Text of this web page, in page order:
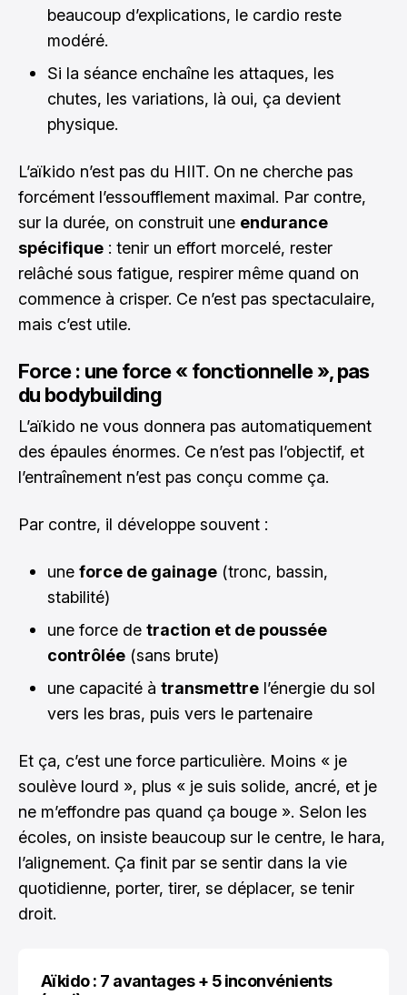
beaucoup d’explications, le cardio reste
modéré.
Si la séance enchaîne les attaques, les
chutes, les variations, là oui, ça devient
physique.
L’aïkido n’est pas du HIIT. On ne cherche pas
forcément l’essoufflement maximal. Par contre,
sur la durée, on construit une endurance
spécifique : tenir un effort morcelé, rester
relâché sous fatigue, respirer même quand on
commence à crisper. Ce n’est pas spectaculaire,
mais c’est utile.
Force : une force « fonctionnelle », pas
du bodybuilding
L’aïkido ne vous donnera pas automatiquement
des épaules énormes. Ce n’est pas l’objectif, et
l’entraînement n’est pas conçu comme ça.
Par contre, il développe souvent :
une force de gainage (tronc, bassin,
stabilité)
une force de traction et de poussée
contrôlée (sans brute)
une capacité à transmettre l’énergie du sol
vers les bras, puis vers le partenaire
Et ça, c’est une force particulière. Moins « je
soulève lourd », plus « je suis solide, ancré, et je
ne m’effondre pas quand ça bouge ». Selon les
écoles, on insiste beaucoup sur le centre, le hara,
l’alignement. Ça finit par se sentir dans la vie
quotidienne, porter, tirer, se déplacer, se tenir
droit.
Aïkido : 7 avantages + 5 inconvénients